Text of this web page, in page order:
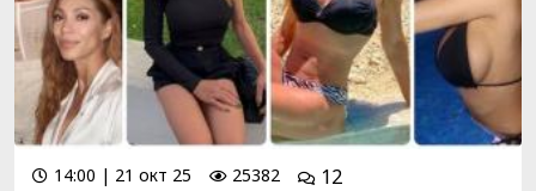
14:00 | 21 окт 25 25382
12